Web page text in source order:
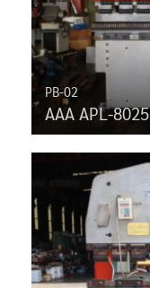
PB-02
AAA APL-8025